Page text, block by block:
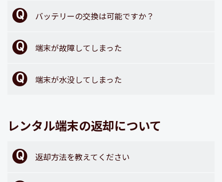
バッテリーの交換は可能ですか？
端末が故障してしまった
端末が水没してしまった
レンタル端末の返却について
返却方法を教えてください